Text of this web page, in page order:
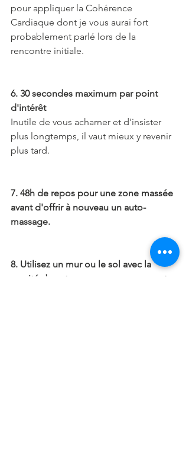
pour appliquer la Cohérence
Cardiaque dont je vous aurai fort
probablement parlé lors de la
rencontre initiale.
6. 30 secondes maximum par point
d'intérêt
Inutile de vous acharner et d'insister
plus longtemps, il vaut mieux y revenir
plus tard.
7. 48h de repos pour une zone massée
avant d'offrir à nouveau un auto-
massage.
8. Utilisez un mur ou le sol avec la
gravité de votre corps pour masser et